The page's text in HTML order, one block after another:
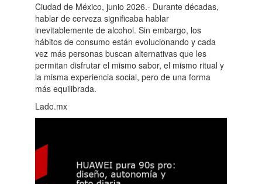
Ciudad de México, junio 2026.- Durante décadas,
hablar de cerveza significaba hablar
inevitablemente de alcohol. Sin embargo, los
hábitos de consumo están evolucionando y cada
vez más personas buscan alternativas que les
permitan disfrutar el mismo sabor, el mismo ritual y
la misma experiencia social, pero de una forma
más equilibrada.
Lado.mx